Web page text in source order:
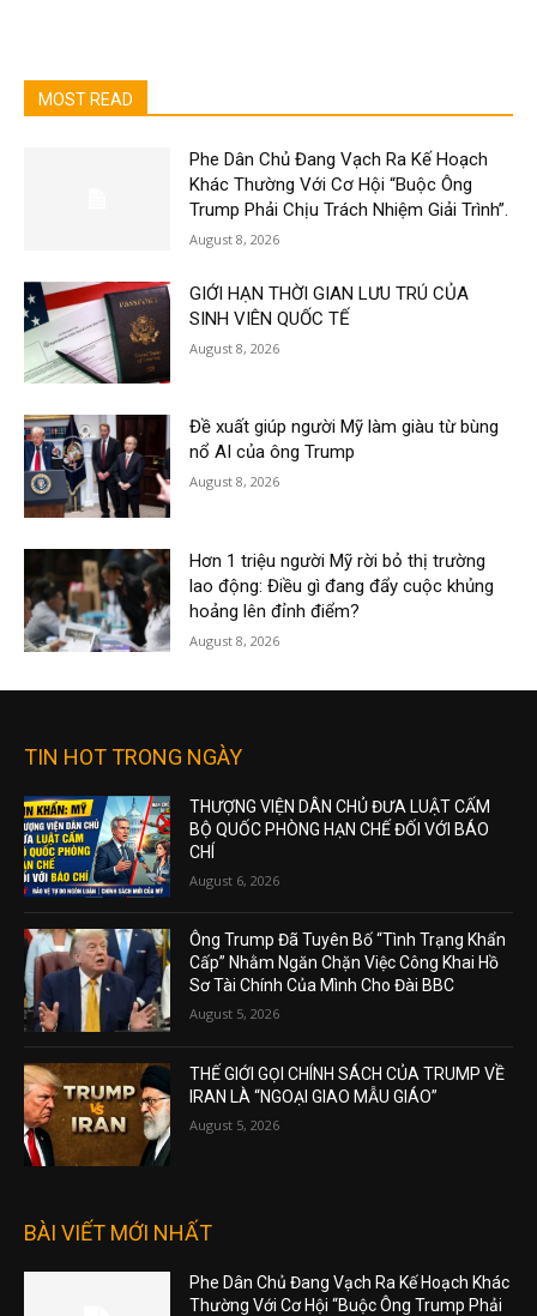
MOST READ
Phe Dân Chủ Đang Vạch Ra Kế Hoạch
Khác Thường Với Cơ Hội “Buộc Ông
Trump Phải Chịu Trách Nhiệm Giải Trình”.
August 8, 2026
GIỚI HẠN THỜI GIAN LƯU TRÚ CỦA
SINH VIÊN QUỐC TẾ
August 8, 2026
Đề xuất giúp người Mỹ làm giàu từ bùng
nổ AI của ông Trump
August 8, 2026
Hơn 1 triệu người Mỹ rời bỏ thị trường
lao động: Điều gì đang đẩy cuộc khủng
hoảng lên đỉnh điểm?
August 8, 2026
TIN HOT TRONG NGÀY
THƯỢNG VIỆN DÂN CHỦ ĐƯA LUẬT CẤM
BỘ QUỐC PHÒNG HẠN CHẾ ĐỐI VỚI BÁO
CHÍ
August 6, 2026
Ông Trump Đã Tuyên Bố “Tình Trạng Khẩn
Cấp” Nhằm Ngăn Chặn Việc Công Khai Hồ
Sơ Tài Chính Của Mình Cho Đài BBC
August 5, 2026
THẾ GIỚI GỌI CHÍNH SÁCH CỦA TRUMP VỀ
IRAN LÀ “NGOẠI GIAO MẪU GIÁO”
August 5, 2026
BÀI VIẾT MỚI NHẤT
Phe Dân Chủ Đang Vạch Ra Kế Hoạch Khác
Thường Với Cơ Hội “Buộc Ông Trump Phải